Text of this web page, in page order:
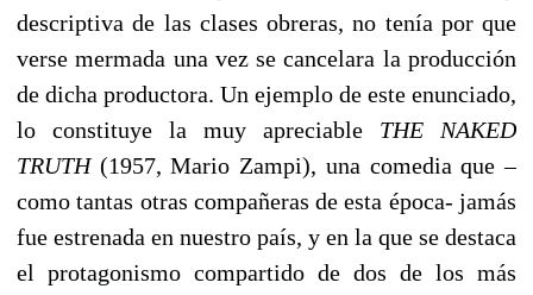
descriptiva de las clases obreras, no tenía por que
verse mermada una vez se cancelara la producción
de dicha productora. Un ejemplo de este enunciado,
lo constituye la muy apreciable THE NAKED
TRUTH (1957, Mario Zampi), una comedia que –
como tantas otras compañeras de esta época- jamás
fue estrenada en nuestro país, y en la que se destaca
el protagonismo compartido de dos de los más